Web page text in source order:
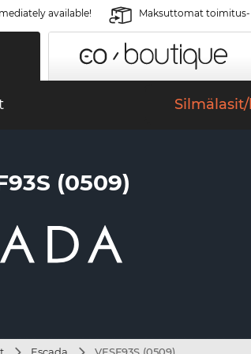
available! Maksuttomat
(0509)